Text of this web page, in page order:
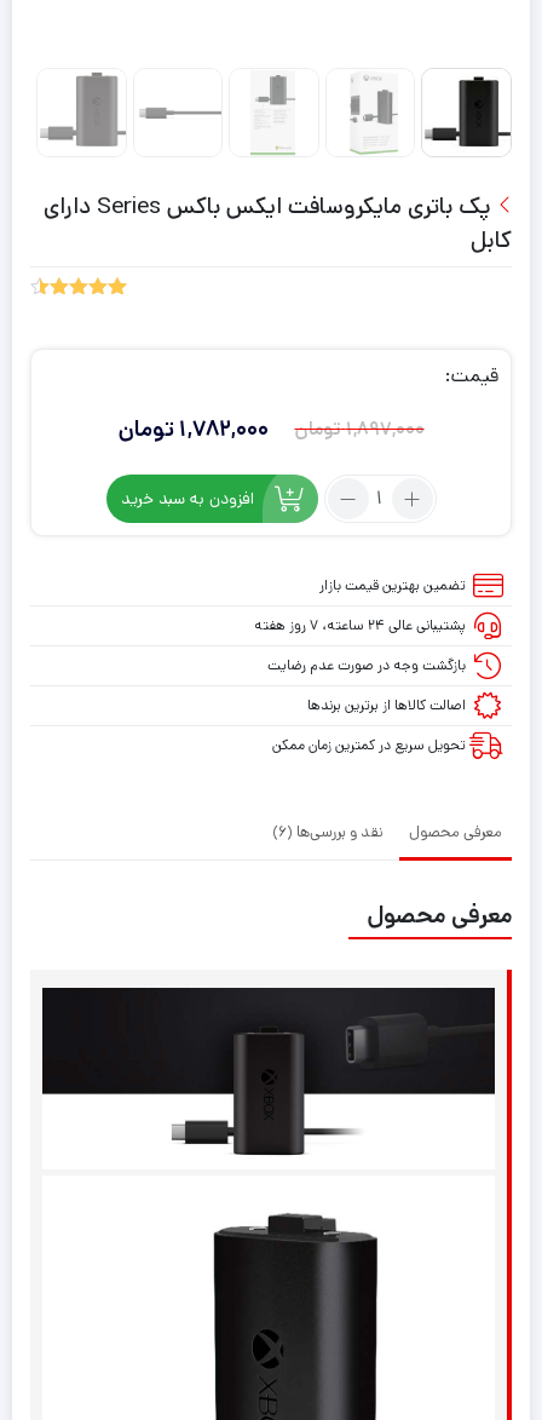
پک باتری مایکروسافت ایکس باکس Series دارای
کابل
قیمت:
1,897,000تومان
قیمت
اصلی:
1,897,000
1,782,000 تومان
قیمت
فعلی:
1,782,000
تعداد:
مایکروسافت
باکس
Series
کابل
افزودن به سبد خرید
تضمین بهترین قیمت بازار
پشتیبانی عالی ۲۴ ساعته، ۷ روز هفته
بازگشت وجه در صورت عدم رضایت
اصالت کالاها از برترین برندها
تحویل سریع در کمترین زمان ممکن
معرفی محصول نقد و بررسی‌ها (6)
معرفی محصول